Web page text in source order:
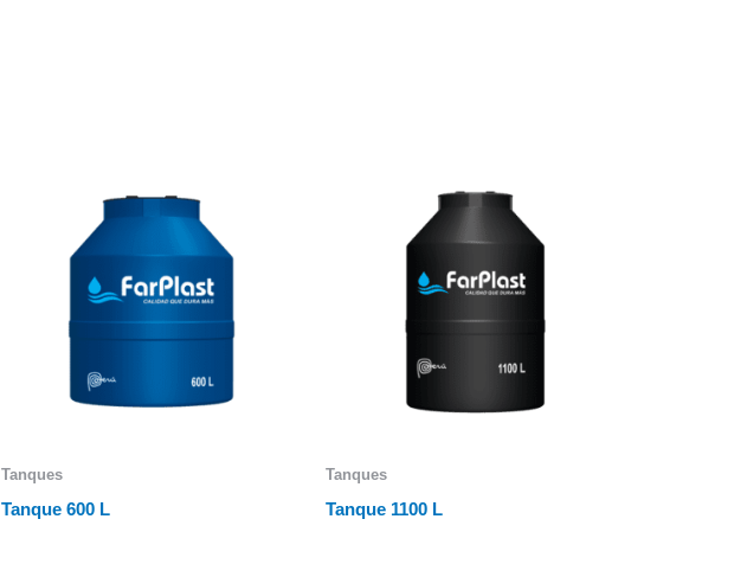
Tanques
Tanque 600 L
Tanques
Tanque 1100 L